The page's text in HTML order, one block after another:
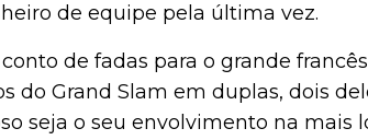
de equipe pela última vez.
de fadas para o grande
do Grand Slam em duplas, dois
seja o seu envolvimento na mais